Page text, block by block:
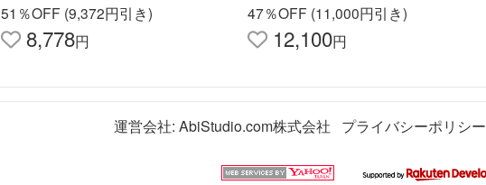
51％OFF (9,372円引き)
8,778円
47％OFF (11,000円引き)
12,100円
運営会社: AbiStudio.com株式会社 プライバシーポリシー